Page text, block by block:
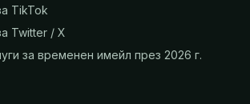
TikTok
Twitter / X
за временен имейл през 2026 г.